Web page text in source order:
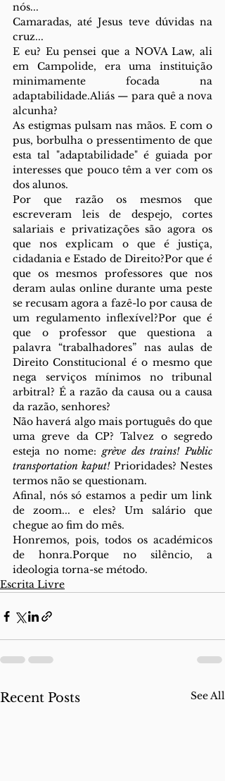
nós...
Camaradas, até Jesus teve dúvidas na
cruz...
E eu? Eu pensei que a NOVA Law, ali
em Campolide, era uma instituição
minimamente focada na
adaptabilidade.Aliás — para quê a nova
alcunha?
As estigmas pulsam nas mãos. E com o
pus, borbulha o pressentimento de que
esta tal "adaptabilidade" é guiada por
interesses que pouco têm a ver com os
dos alunos.
Por que razão os mesmos que
escreveram leis de despejo, cortes
salariais e privatizações são agora os
que nos explicam o que é justiça,
cidadania e Estado de Direito?Por que é
que os mesmos professores que nos
deram aulas online durante uma peste
se recusam agora a fazê-lo por causa de
um regulamento inflexível?Por que é
que o professor que questiona a
palavra “trabalhadores” nas aulas de
Direito Constitucional é o mesmo que
nega serviços mínimos no tribunal
arbitral? É a razão da causa ou a causa
da razão, senhores?
Não haverá algo mais português do que
uma greve da CP? Talvez o segredo
esteja no nome: grève des trains! Public
transportation kaput! Prioridades? Nestes
termos não se questionam.
Afinal, nós só estamos a pedir um link
de zoom... e eles? Um salário que
chegue ao fim do mês.
Honremos, pois, todos os académicos
de honra.Porque no silêncio, a
ideologia torna-se método.
Escrita Livre
Recent Posts See All